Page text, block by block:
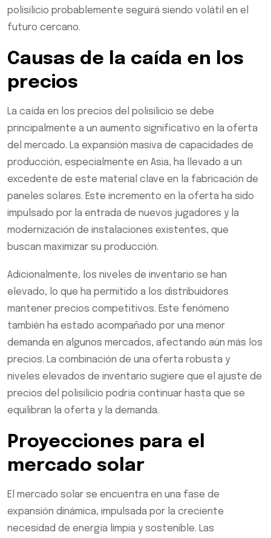
polisilicio probablemente seguirá siendo volátil en el
futuro cercano.
Causas de la caída en los
precios
La caída en los precios del polisilicio se debe
principalmente a un aumento significativo en la oferta
del mercado. La expansión masiva de capacidades de
producción, especialmente en Asia, ha llevado a un
excedente de este material clave en la fabricación de
paneles solares. Este incremento en la oferta ha sido
impulsado por la entrada de nuevos jugadores y la
modernización de instalaciones existentes, que
buscan maximizar su producción.
Adicionalmente, los niveles de inventario se han
elevado, lo que ha permitido a los distribuidores
mantener precios competitivos. Este fenómeno
también ha estado acompañado por una menor
demanda en algunos mercados, afectando aún más los
precios. La combinación de una oferta robusta y
niveles elevados de inventario sugiere que el ajuste de
precios del polisilicio podría continuar hasta que se
equilibran la oferta y la demanda.
Proyecciones para el
mercado solar
El mercado solar se encuentra en una fase de
expansión dinámica, impulsada por la creciente
necesidad de energía limpia y sostenible. Las